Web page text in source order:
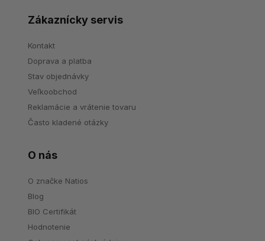
Zákaznícky servis
Kontakt
Doprava a platba
Stav objednávky
Veľkoobchod
Reklamácie a vrátenie tovaru
Často kladené otázky
O nás
O značke Natios
Blog
BIO Certifikát
Hodnotenie